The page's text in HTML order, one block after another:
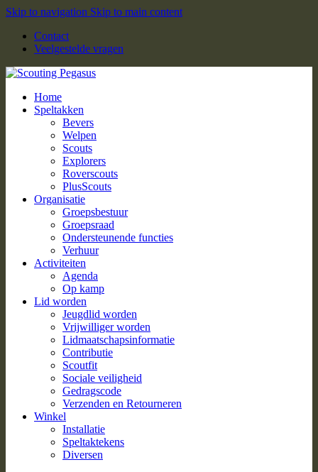
Skip to navigation Skip to main content
Contact
Veelgestelde vragen
Home
Speltakken
Bevers
Welpen
Scouts
Explorers
Roverscouts
PlusScouts
Organisatie
Groepsbestuur
Groepsraad
Ondersteunende functies
Verhuur
Activiteiten
Agenda
Op kamp
Lid worden
Jeugdlid worden
Vrijwilliger worden
Lidmaatschapsinformatie
Contributie
Scoutfit
Sociale veiligheid
Gedragscode
Verzenden en Retourneren
Winkel
Installatie
Speltaktekens
Diversen